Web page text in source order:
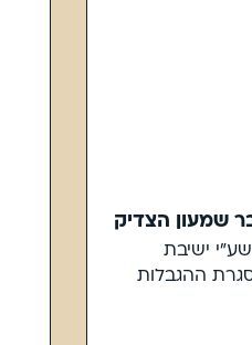
שמעון הצדיק
ישיבת
ההגבלות